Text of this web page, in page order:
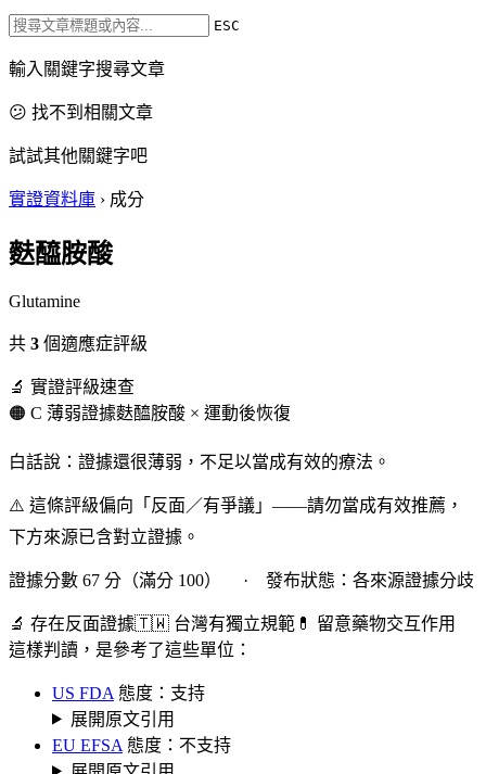
ESC
輸入關鍵字搜尋文章
😕 找不到相關文章
試試其他關鍵字吧
實證資料庫 › 成分
麩醯胺酸
Glutamine
共 3 個適應症評級
🔬 實證評級速查
🟠 C 薄弱證據麩醯胺酸 × 運動後恢復
白話說：證據還很薄弱，不足以當成有效的療法。
⚠️ 這條評級偏向「反面／有爭議」——請勿當成有效推薦，
下方來源已含對立證據。
證據分數 67 分（滿分 100） · 發布狀態：各來源證據分歧
🔬 存在反面證據🇹🇼 台灣有獨立規範 💊 留意藥物交互作用
這樣判讀，是參考了這些單位：
US FDA 態度：支持
展開原文引用
EU EFSA 態度：不支持